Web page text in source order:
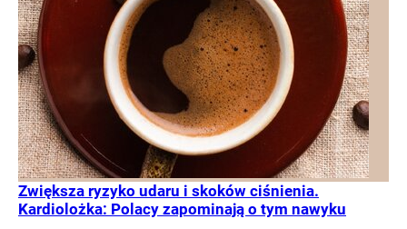
Zwiększa ryzyko udaru i skoków ciśnienia.
Kardiolożka: Polacy zapominają o tym nawyku